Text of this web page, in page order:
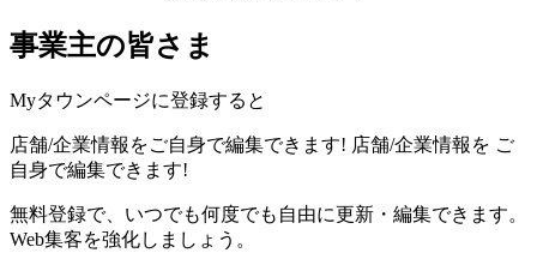
事業主の皆さま
Myタウンページに登録すると
店舗/企業情報をご自身で編集できます! 店舗/企業情報を ご
自身で編集できます!
無料登録で、いつでも何度でも自由に更新・編集できます。
Web集客を強化しましょう。